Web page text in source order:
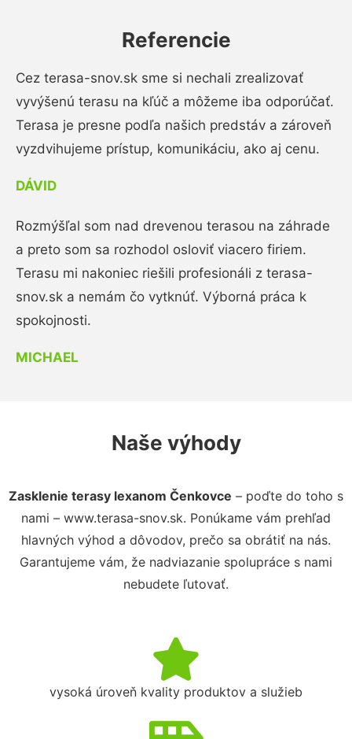
Referencie
Cez terasa-snov.sk sme si nechali zrealizovať
vyvýšenú terasu na kľúč a môžeme iba odporúčať.
Terasa je presne podľa našich predstáv a zároveň
vyzdvihujeme prístup, komunikáciu, ako aj cenu.
DÁVID
Rozmýšľal som nad drevenou terasou na záhrade
a preto som sa rozhodol osloviť viacero firiem.
Terasu mi nakoniec riešili profesionáli z terasa-
snov.sk a nemám čo vytknúť. Výborná práca k
spokojnosti.
MICHAEL
Naše výhody
Zasklenie terasy lexanom Čenkovce – poďte do toho s
nami – www.terasa-snov.sk. Ponúkame vám prehľad
hlavných výhod a dôvodov, prečo sa obrátiť na nás.
Garantujeme vám, že nadviazanie spolupráce s nami
nebudete ľutovať.
vysoká úroveň kvality produktov a služieb